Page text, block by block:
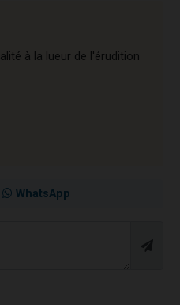
à la lueur de l'érudition
WhatsApp